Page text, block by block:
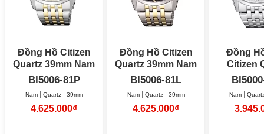
Đồng Hồ Citizen
Quartz 39mm Nam
BI5006-81P
Nam Quartz 39mm
4.625.000₫
Đồng Hồ Citizen
Quartz 39mm Nam
BI5006-81L
Nam Quartz 39mm
4.625.000₫
Đồng
Citizen
Nam